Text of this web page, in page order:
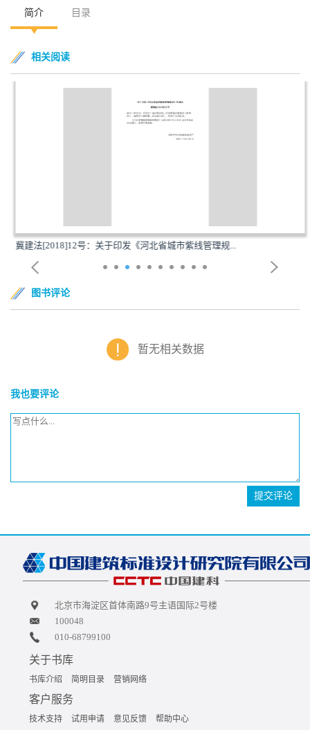
简介 目录
相关阅读
冀建法[2018]12号：关于印发《河北省城市紫线管理规...
图书评论
暂无相关数据
我也要评论
提交评论
北京市海淀区首体南路9号主语国际2号楼
100048
010-68799100
关于书库
书库介绍 简明目录 营销网络
客户服务
技术支持 试用申请 意见反馈 帮助中心